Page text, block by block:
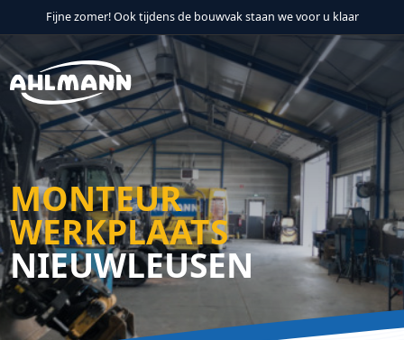
Verder naar navigatie
Ga naar hoofdinhoud
FooterFijne zomer! Ook tijdens de bouwvak staan we voor u klaar
MONTEUR
WERKPLAATS
NIEUWLEUSEN